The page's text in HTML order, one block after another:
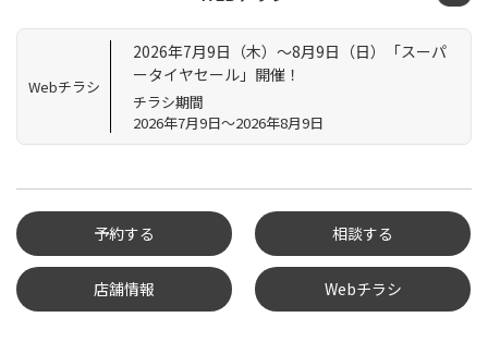
Webチラシ
2026年7月9日（木）～8月9日（日）「スーパ
ータイヤセール」開催！
チラシ期間
2026年7月9日～2026年8月9日
予約する
タイヤ点検・安全点検/タ
相談する
店舗情報 Webチラシ